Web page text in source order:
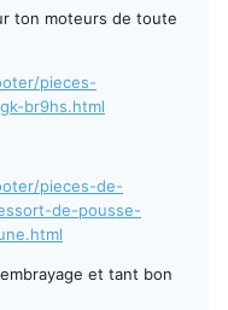
ton moteurs de toute
pieces-
br9hs.html
pieces-de-
de-pousse-
et tant bon